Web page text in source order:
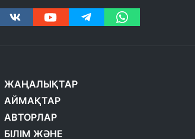
ЖАҢАЛЫҚТАР
АЙМАҚТАР
АВТОРЛАР
БІЛІМ ЖӘНЕ